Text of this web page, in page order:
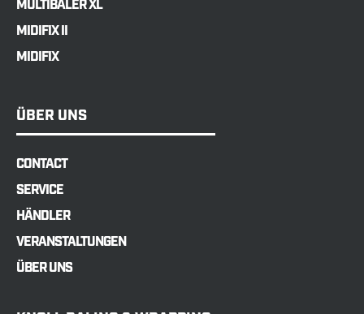
MULTIBALER XL
MIDIFIX II
MIDIFIX
ÜBER UNS
CONTACT
SERVICE
HÄNDLER
VERANSTALTUNGEN
ÜBER UNS